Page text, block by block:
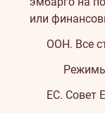
или
ООН. Все
ЕС. Совет